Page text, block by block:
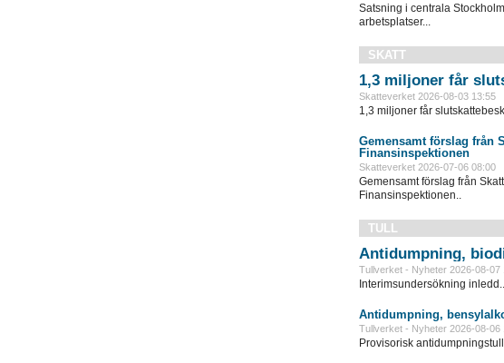
Satsning i centrala
arbetsplatser...
SKATT
1,3 miljoner får
Skatteverket 2026-08-03 13:55
1,3 miljoner får
Gemensamt förslag från
Finansinspektionen
Skatteverket 2026-07-06 08:00
Gemensamt förslag från
Finansinspektionen..
TULL
Antidumpning,
Tullverket - Nyheter 2026-08-07
Interimsundersökning inledd..
Antidumpning,
Tullverket - Nyheter 2026-08-06
Provisorisk